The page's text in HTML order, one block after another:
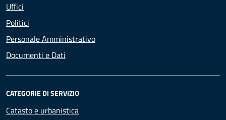
Uffici
Politici
Personale Amministrativo
Documenti e Dati
CATEGORIE DI SERVIZIO
Catasto e urbanistica